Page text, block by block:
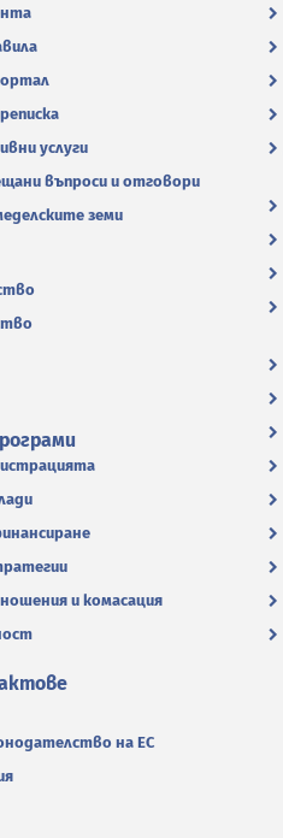
услуги
въпроси и отговори
земи
и комасация
на ЕС